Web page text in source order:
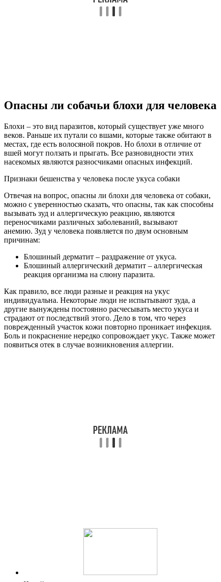
Опасны ли собачьи блохи для человека
Блохи – это вид паразитов, который существует уже много
веков. Раньше их путали со вшами, которые также обитают в
местах, где есть волосяной покров. Но блохи в отличие от
вшей могут ползать и прыгать. Все разновидности этих
насекомых являются разносчиками опасных инфекций.
Признаки бешенства у человека после укуса собаки
Отвечая на вопрос, опасны ли блохи для человека от собаки,
можно с уверенностью сказать, что опасны, так как способны
вызывать зуд и аллергическую реакцию, являются
переносчиками различных заболеваний, вызывают
анемию. Зуд у человека появляется по двум основным
причинам:
Блошиный дерматит – раздражение от укуса.
Блошиный аллергический дерматит – аллергическая
реакция организма на слюну паразита.
Как правило, все люди разные и реакция на укус
индивидуальна. Некоторые люди не испытывают зуда, а
другие вынуждены постоянно расчесывать место укуса и
страдают от последствий этого. Дело в том, что через
поврежденный участок кожи повторно проникает инфекция.
Боль и покраснение нередко сопровождает укус. Также может
появиться отек в случае возникновения аллергии.